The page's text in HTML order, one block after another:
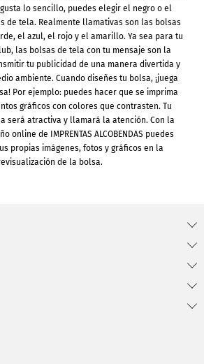
lo sencillo, puedes elegir el negro o el
de tela. Realmente llamativas son las bolsas
el azul, el rojo y el amarillo. Ya sea para tu
las bolsas de tela con tu mensaje son la
tu publicidad de una manera divertida y
ambiente. Cuando diseñes tu bolsa, ¡juega
Por ejemplo: puedes hacer que se imprima
gráficos con colores que contrasten. Tu
será atractiva y llamará la atención. Con la
online de IMPRENTAS ALCOBENDAS puedes
propias imágenes, fotos y gráficos en la
de la bolsa.